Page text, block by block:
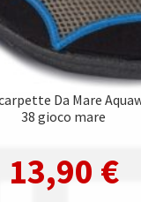
Da Mare
38 gioco mare
13,90 €